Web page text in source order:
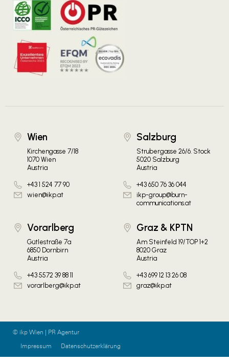
Wien
Kirchengasse 7/18
1070 Wien
Austria
+43 1 524 77 90
wien@ikp.at
Salzburg
Strubergasse 26/6. Stock
5020 Salzburg
Austria
+43 650 76 36 044
ikp-group@burn-
communications.at
Vorarlberg
Gütlestraße 7a
6850 Dornbirn
Austria
+43 5572 39 88 11
vorarlberg@ikp.at
Graz & KPTN
Am Steinfeld 19/TOP 1+2
8020 Graz
Austria
+43 699 12 13 26 08
graz@ikp.at
© ikp Wien | PR Agentur
Impressum
Datenschutzerklärung